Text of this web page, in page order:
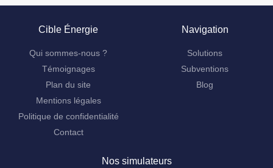
Cible Énergie
Qui sommes-nous ?
Témoignages
Plan du site
Mentions légales
Politique de confidentialité
Contact
Navigation
Solutions
Subventions
Blog
Nos simulateurs